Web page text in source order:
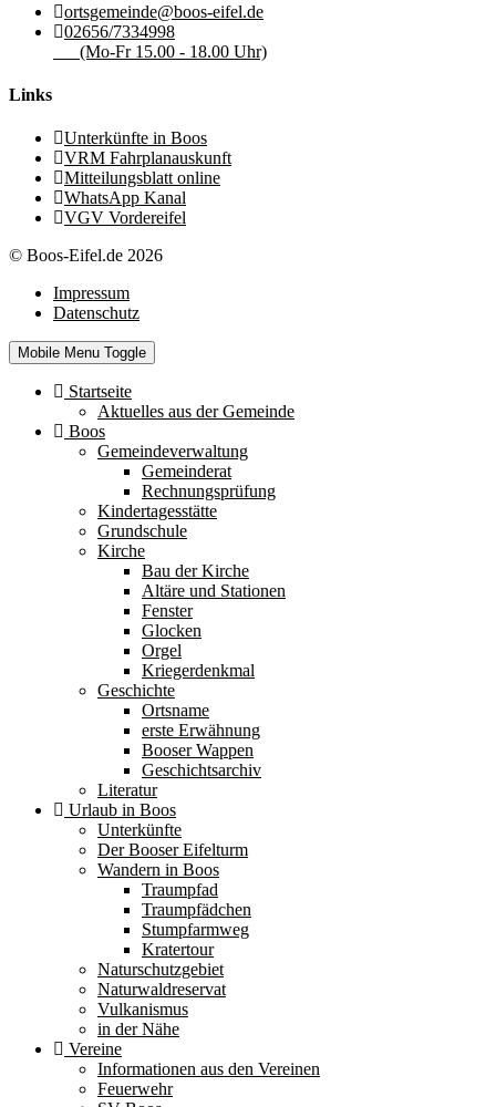
ortsgemeinde@boos-eifel.de
02656/7334998
(Mo-Fr 15.00 - 18.00 Uhr)
Links
Unterkünfte in Boos
VRM Fahrplanauskunft
Mitteilungsblatt online
WhatsApp Kanal
VGV Vordereifel
© Boos-Eifel.de 2026
Impressum
Datenschutz
Mobile Menu Toggle
Startseite
Aktuelles aus der Gemeinde
Boos
Gemeindeverwaltung
Gemeinderat
Rechnungsprüfung
Kindertagesstätte
Grundschule
Kirche
Bau der Kirche
Altäre und Stationen
Fenster
Glocken
Orgel
Kriegerdenkmal
Geschichte
Ortsname
erste Erwähnung
Booser Wappen
Geschichtsarchiv
Literatur
Urlaub in Boos
Unterkünfte
Der Booser Eifelturm
Wandern in Boos
Traumpfad
Traumpfädchen
Stumpfarmweg
Kratertour
Naturschutzgebiet
Naturwaldreservat
Vulkanismus
in der Nähe
Vereine
Informationen aus den Vereinen
Feuerwehr